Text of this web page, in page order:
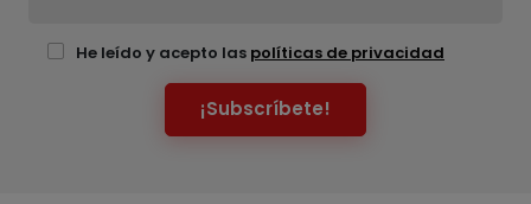
He leído y acepto las políticas de privacidad
¡Subscríbete!